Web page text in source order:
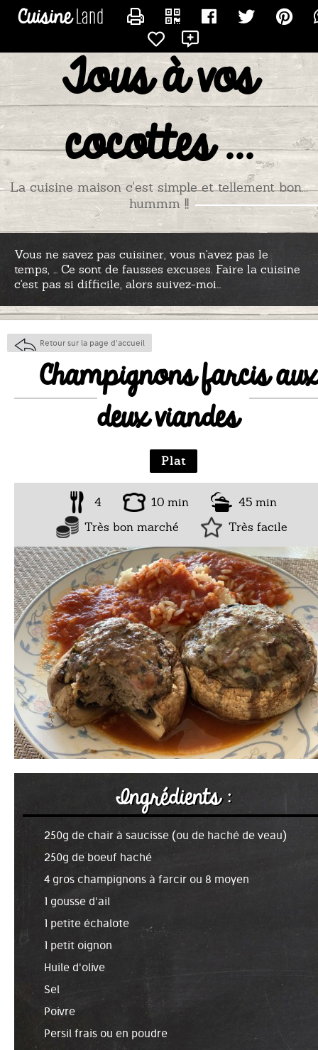
Tous à vos
cocottes ...
La cuisine maison c'est simple et tellement bon...
hummm !!
Vous ne savez pas cuisiner, vous n'avez pas le
temps, ... Ce sont de fausses excuses. Faire la cuisine
c'est pas si difficile, alors suivez-moi...
Retour sur la page d'accueil
Champignons farcis aux
deux viandes
Plat
4 10 min
45 min
Très bon marché
Très facile
Ingrédients :
250g de chair à saucisse (ou de haché de veau)
250g de boeuf haché
4 gros champignons à farcir ou 8 moyen
1 gousse d'ail
1 petite échalote
1 petit oignon
Huile d'olive
Sel
Poivre
Persil frais ou en poudre
CONTACTER GAZELLE